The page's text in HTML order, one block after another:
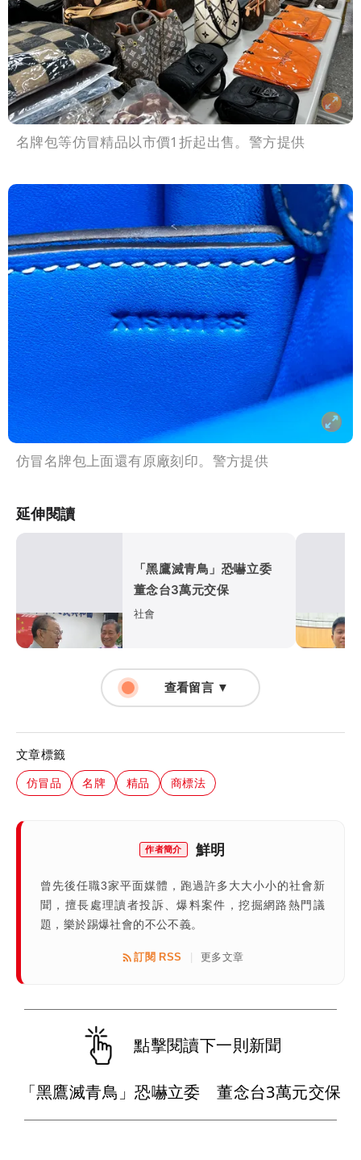
名牌包等仿冒精品以市價1折起出售。警方提供
仿冒名牌包上面還有原廠刻印。警方提供
延伸閱讀
「黑鷹滅青鳥」恐嚇立委
董念台3萬元交保
社會
查看留言 ▼
文章標籤
仿冒品 名牌 精品 商標法
作者簡介 鮮明
曾先後任職3家平面媒體，跑過許多大大小小的社會新
聞，擅長處理讀者投訴、爆料案件，挖掘網路熱門議
題，樂於踢爆社會的不公不義。
訂閱 RSS 更多文章
點擊閱讀下一則新聞
「黑鷹滅青鳥」恐嚇立委 董念台3萬元交保